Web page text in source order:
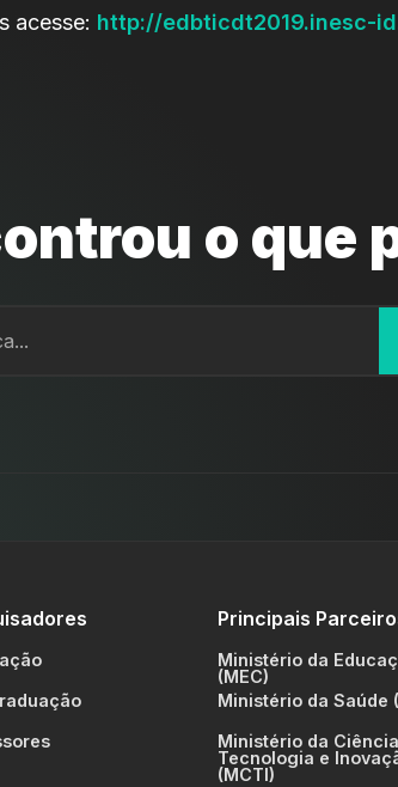
acesse: http://edbticdt2019.inesc-
o que
Principais
Ministério da
(MEC)
Ministério da Saúde
Ministério da Ciência,
Tecnologia e
(MCTI)